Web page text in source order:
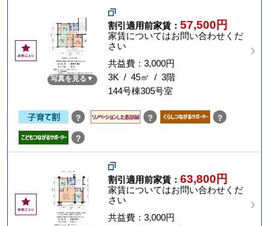
お
気
写真を見る
割引適用前家賃：57,500円
家賃についてはお問い合わせくだ
さい
共益費：3,000円
3K / 45㎡ / 3階
144号棟305号室
？ ？ ？
？
お
気
割引適用前家賃：63,800円
家賃についてはお問い合わせくだ
さい
共益費：3,000円